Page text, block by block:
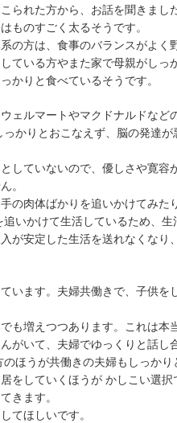
られた方から、お話を聞きまし
ものすごく太るそうです。
の方は、食事のバランスがよく
ている方やまた家で母親がしっ
かりと食べているそうです。
ェルマートやマクドナルドなど
かりとおこなえず、脳の発達
していないので、優しさや寛
。
の肉体ばかりを追いかけてみた
いかけて生活しているため、
が安定した生活を送れなくなり
います。夫婦共働きで、子供を
も増えつつあります。これは本
がいて、夫婦でゆっくりと話し
ほうが共働きの夫婦もしっか
をしていくほうが かしこい選
きます。
てほしいです。